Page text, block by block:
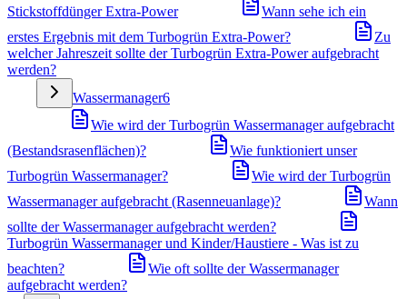
Stickstoffdünger Extra-Power
Wann sehe ich ein
erstes Ergebnis mit dem Turbogrün Extra-Power?
Zu
welcher Jahreszeit sollte der Turbogrün Extra-Power aufgebracht
werden?
Wassermanager6
Wie wird der Turbogrün Wassermanager aufgebracht
(Bestandsrasenflächen)?
Wie funktioniert unser
Turbogrün Wassermanager?
Wie wird der Turbogrün
Wassermanager aufgebracht (Rasenneuanlage)?
Wann
sollte der Wassermanager aufgebracht werden?
Turbogrün Wassermanager und Kinder/Haustiere - Was ist zu
beachten?
Wie oft sollte der Wassermanager
aufgebracht werden?